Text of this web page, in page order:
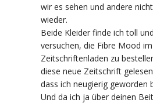
wir es sehen und andere
wieder.
Beide Kleider finde ich toll
versuchen, die Fibre Mood
Zeitschriftenladen zu
diese neue Zeitschrift
dass ich neugierig geworden
Und da ich ja über deinen